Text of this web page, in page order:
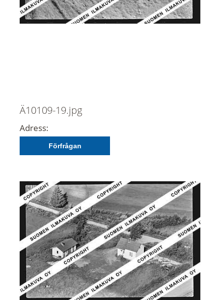
Ä10109-19.jpg
Adress:
Förfrågan